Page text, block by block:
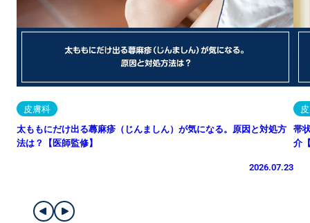
皮膚科
太ももにだけ出る蕁麻疹（じんましん）が気になる。原因と対処方
法は？【医師監修】
2026.07.23
帯
介